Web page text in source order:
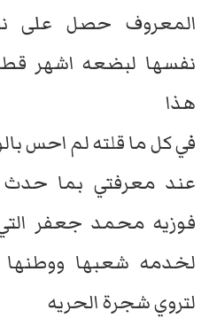
المعروف حصل على
نفسها لبضعه اشهر
هذا
في كل ما قلته لم احس
عند معرفتي بما حدث
فوزيه محمد جعفر
لخدمه شعبها
لتروي شجرة الحريه